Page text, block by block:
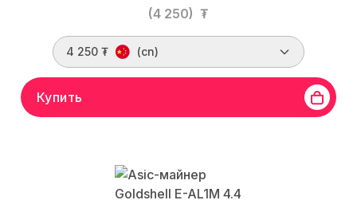
(4 250) ₮
4 250 ₮ (cn)
Купить